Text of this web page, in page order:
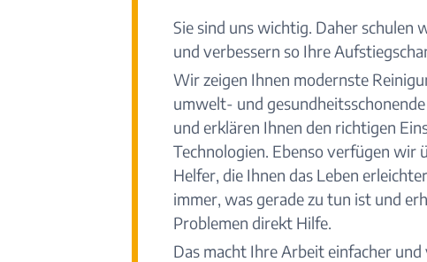
Sie sind uns wichtig. Daher schulen
und verbessern so Ihre
Wir zeigen Ihnen modernste
umwelt- und
und erklären Ihnen den richtigen
Technologien. Ebenso verfügen wir
Helfer, die Ihnen das Leben
immer, was gerade zu tun ist und
Problemen direkt Hilfe.
Das macht Ihre Arbeit einfacher